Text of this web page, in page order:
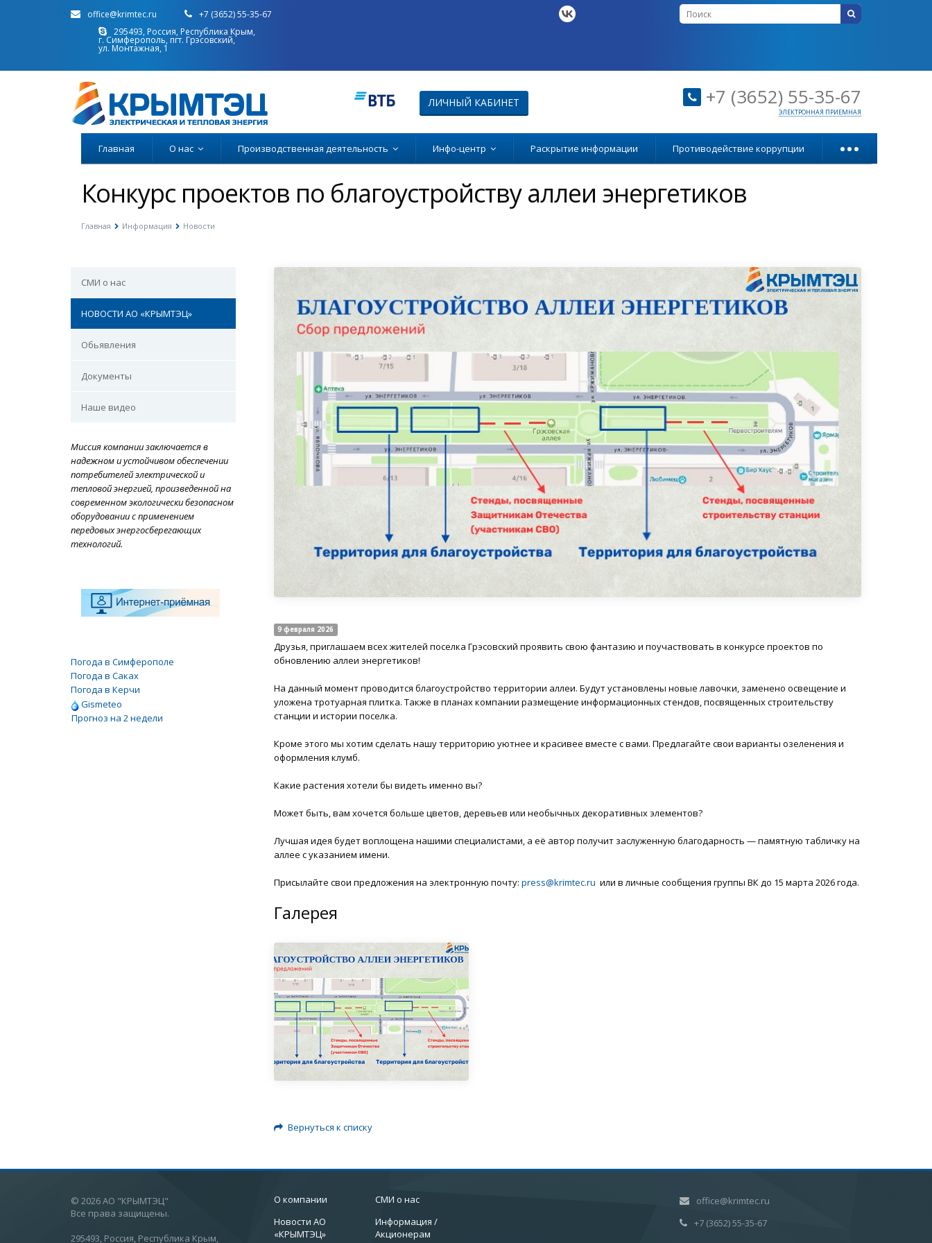
office@krimtec.ru
+7 (3652) 55-35-67
295493, Россия, Республика Крым,
г. Симферополь, пгт. Грэсовский,
ул. Монтажная, 1
ЛИЧНЫЙ КАБИНЕТ +7 (3652) 55-35-67
ЭЛЕКТРОННАЯ ПРИЕМНАЯ
Главная О нас Производственная деятельность Инфо-центр Раскрытие информации Противодействие коррупции ...
Конкурс проектов по благоустройству аллеи энергетиков
Главная Информация Новости
СМИ о нас
НОВОСТИ АО «КРЫМТЭЦ»
Обьявления
Документы
Наше видео
Миссия компании заключается в
надежном и устойчивом обеспечении
потребителей электрической и
тепловой энергией, произведенной на
современном экологически безопасном
оборудовании с применением
передовых энергосберегающих
технологий.
Погода в Симферополе
Погода в Саках
Погода в Керчи
Gismeteo
Прогноз на 2 недели
9 февраля 2026
Друзья, приглашаем всех жителей поселка Грэсовский проявить свою фантазию и поучаствовать в конкурсе проектов по
обновлению аллеи энергетиков!
На данный момент проводится благоустройство территории аллеи. Будут установлены новые лавочки, заменено освещение и
уложена тротуарная плитка. Также в планах компании размещение информационных стендов, посвященных строительству
станции и истории поселка.
Кроме этого мы хотим сделать нашу территорию уютнее и красивее вместе с вами. Предлагайте свои варианты озеленения и
оформления клумб.
Какие растения хотели бы видеть именно вы?
Может быть, вам хочется больше цветов, деревьев или необычных декоративных элементов?
Лучшая идея будет воплощена нашими специалистами, а её автор получит заслуженную благодарность — памятную табличку на
аллее с указанием имени.
Присылайте свои предложения на электронную почту: press@krimtec.ru или в личные сообщения группы ВК до 15 марта 2026 года.
Галерея
Вернуться к списку
© 2026 АО "КРЫМТЭЦ"
Все права защищены.
295493, Россия, Республика Крым,
О компании
Новости АО
«КРЫМТЭЦ»
СМИ о нас
Информация /
Акционерам
office@krimtec.ru
+7 (3652) 55-35-67